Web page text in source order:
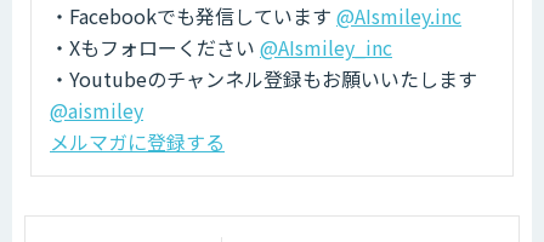
・Facebookでも発信しています @AIsmiley.inc
・Xもフォローください @AIsmiley_inc
・Youtubeのチャンネル登録もお願いいたします
@aismiley
メルマガに登録する